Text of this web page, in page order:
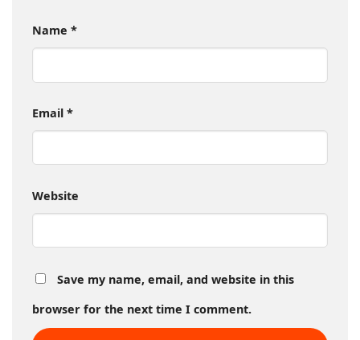
Name *
Email *
Website
Save my name, email, and website in this
browser for the next time I comment.